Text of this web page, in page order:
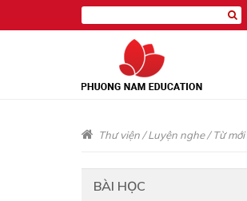
Thư viện/Luyện nghe/Từ mới
BÀI HỌC